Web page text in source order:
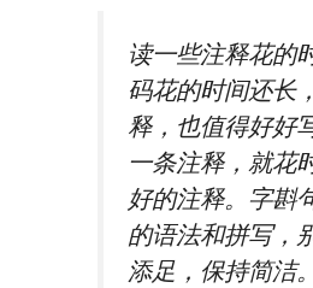
读一些注释花的
码花的时间还长
释，也值得好好
一条注释，就花
好的注释。字斟
的语法和拼写，
添足，保持简洁。